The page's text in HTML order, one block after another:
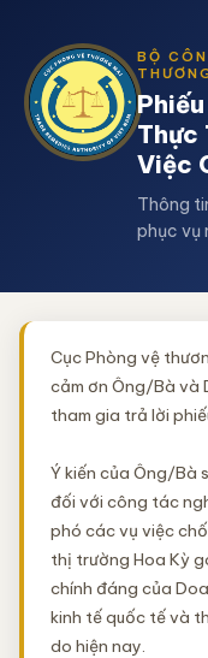
BỘ
Thực
Việc
Thông
phục vụ
Cục Phòng vệ
cảm ơn Ông/Bà và
tham gia trả lời
Ý kiến của Ông/Bà
đối với công tác
phó các vụ việc
thị trường Hoa Kỳ
chính đáng của
kinh tế quốc tế và
do hiện nay.